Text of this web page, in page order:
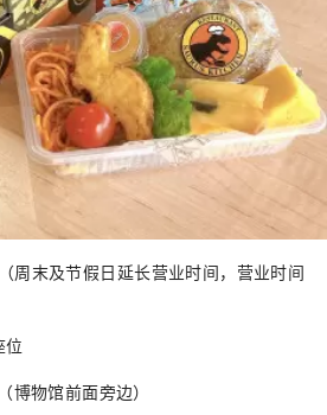
周末及节假日延长营业时间，营业时间
位
物馆前面旁边）